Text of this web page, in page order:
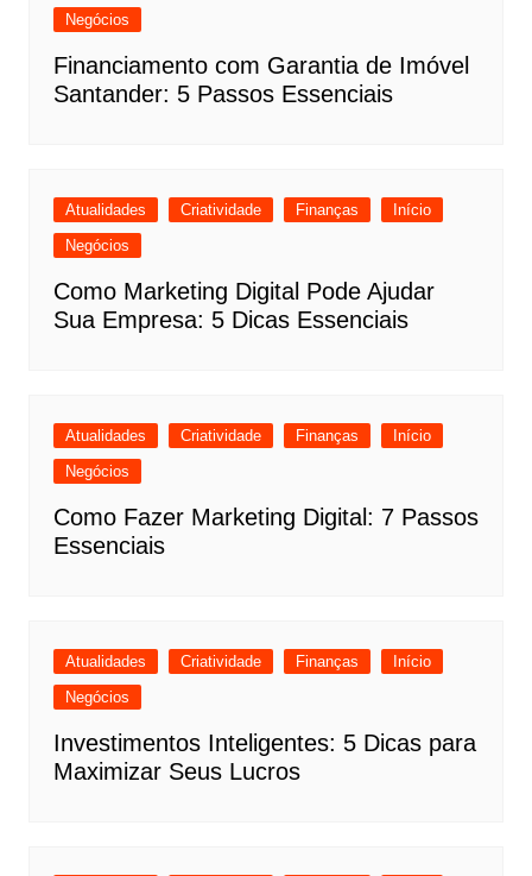
Negócios
Financiamento com Garantia de Imóvel
Santander: 5 Passos Essenciais
Atualidades Criatividade Finanças
Início
Negócios
Como Marketing Digital Pode Ajudar
Sua Empresa: 5 Dicas Essenciais
Atualidades Criatividade Finanças
Início
Negócios
Como Fazer Marketing Digital: 7 Passos
Essenciais
Atualidades Criatividade Finanças
Início
Negócios
Investimentos Inteligentes: 5 Dicas para
Maximizar Seus Lucros